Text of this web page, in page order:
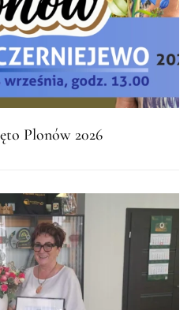
Plonów 2026